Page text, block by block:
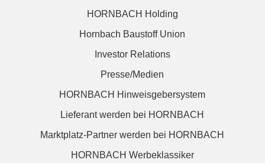
HORNBACH Holding
Hornbach Baustoff Union
Investor Relations
Presse/Medien
HORNBACH Hinweisgebersystem
Lieferant werden bei HORNBACH
Marktplatz-Partner werden bei HORNBACH
HORNBACH Werbeklassiker